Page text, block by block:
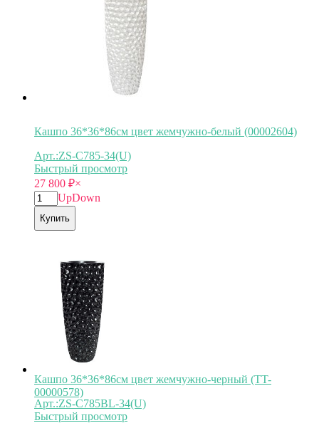
Кашпо 36*36*86см цвет жемчужно-белый (00002604)
Арт.:ZS-C785-34(U)
Быстрый просмотр
27 800 ₽×
UpDown
Купить
Кашпо 36*36*86см цвет жемчужно-черный (TT-
00000578)
Арт.:ZS-C785BL-34(U)
Быстрый просмотр